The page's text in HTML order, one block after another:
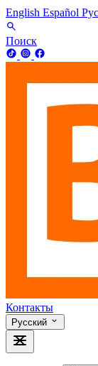
English Español
Поиск
Контакты
Русский